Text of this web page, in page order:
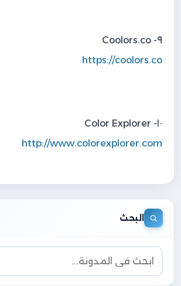
٩- Coolors.co
https://coolors.co
١٠- Color Explorer
http://www.colorexplorer.com
البحث